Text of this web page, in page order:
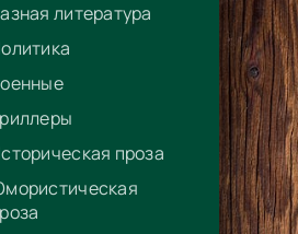
литература
проза